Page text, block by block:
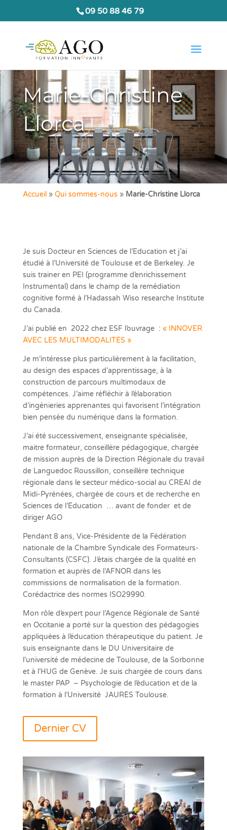
09 50 88 46 79
Marie-Christine
Llorca
Accueil» Qui sommes-nous » Marie-Christine Llorca
Je suis Docteur en Sciences de l’Education et j’ai
étudié à l’Université de Toulouse et de Berkeley. Je
suis trainer en PEI (programme d’enrichissement
Instrumental) dans le champ de la remédiation
cognitive formé à l’Hadassah Wiso researche Institute
du Canada.
J’ai publié en 2022 chez ESF l’ouvrage : « INNOVER
AVEC LES MULTIMODALITÉS »
Je m’intéresse plus particulièrement à la facilitation,
au design des espaces d’apprentissage, à la
construction de parcours multimodaux de
compétences. J’aime réfléchir à l’élaboration
d’ingénieries apprenantes qui favorisent l’intégration
bien pensée du numérique dans la formation.
J’ai été successivement, enseignante spécialisée,
maitre formateur, conseillère pédagogique, chargée
de mission auprès de la Direction Régionale du travail
de Languedoc Roussillon, conseillère technique
régionale dans le secteur médico-social au CREAI de
Midi-Pyrénées, chargée de cours et de recherche en
Sciences de l’Éducation … avant de fonder et de
diriger AGO
Pendant 8 ans, Vice-Présidente de la Fédération
nationale de la Chambre Syndicale des Formateurs-
Consultants (CSFC). J’étais chargée de la qualité en
formation et auprès de l’AFNOR dans les
commissions de normalisation de la formation.
Corédactrice des normes ISO29990.
Mon rôle d’expert pour l’Agence Régionale de Santé
en Occitanie a porté sur la question des pédagogies
appliquées à l’éducation thérapeutique du patient. Je
suis enseignante dans le DU Universitaire de
l’université de médecine de Toulouse, de la Sorbonne
et à l’HUG de Genève. Je suis chargée de cours dans
le master PAP– Psychologie de l’éducation et de la
formation à l’Université JAURÈS Toulouse.
Dernier CV